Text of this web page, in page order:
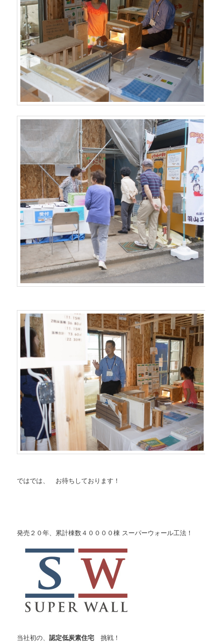
ではでは、 お待ちしております！
発売２０年、累計棟数４００００棟 スーパーウォール工法！
当社初の、認定低炭素住宅 挑戦！